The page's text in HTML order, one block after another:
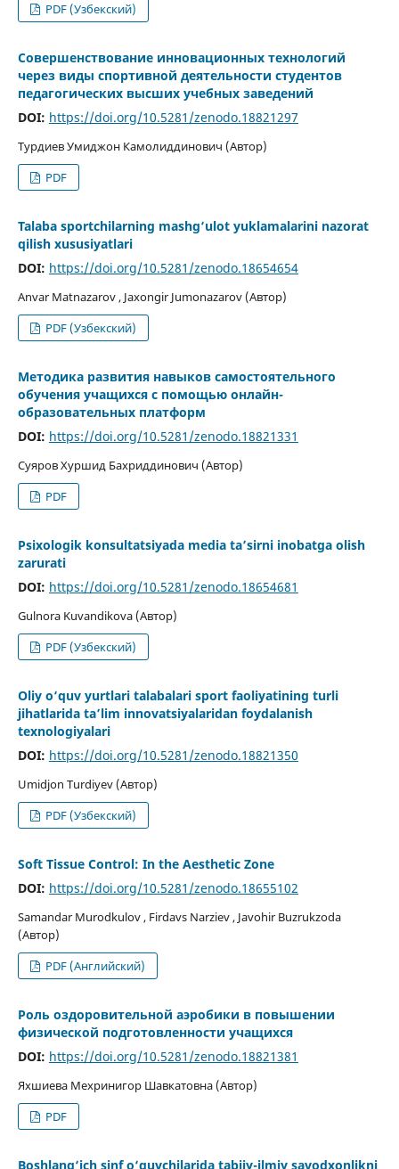
PDF (Узбекский)
Совершенствование инновационных технологий
через виды спортивной деятельности студентов
педагогических высших учебных заведений
DOI: https://doi.org/10.5281/zenodo.18821297
Турдиев Умиджон Камолиддинович (Автор)
PDF
Talaba sportchilarning mashg‘ulot yuklamalarini nazorat
qilish xususiyatlari
DOI: https://doi.org/10.5281/zenodo.18654654
Anvar Matnazarov , Jaxongir Jumonazarov (Автор)
PDF (Узбекский)
Методика развития навыков самостоятельного
обучения учащихся с помощью онлайн-
образовательных платформ
DOI: https://doi.org/10.5281/zenodo.18821331
Суяров Хуршид Бахриддинович (Автор)
PDF
Psixologik konsultatsiyada media ta’sirni inobatga olish
zarurati
DOI: https://doi.org/10.5281/zenodo.18654681
Gulnora Kuvandikova (Автор)
PDF (Узбекский)
Oliy o‘quv yurtlari talabalari sport faoliyatining turli
jihatlarida ta’lim innovatsiyalaridan foydalanish
texnologiyalari
DOI: https://doi.org/10.5281/zenodo.18821350
Umidjon Turdiyev (Автор)
PDF (Узбекский)
Soft Tissue Control: In the Aesthetic Zone
DOI: https://doi.org/10.5281/zenodo.18655102
Samandar Murodkulov , Firdavs Narziev , Javohir Buzrukzoda
(Автор)
PDF (Английский)
Роль оздоровительной аэробики в повышении
физической подготовленности учащихся
DOI: https://doi.org/10.5281/zenodo.18821381
Яхшиева Мехринигор Шавкатовна (Автор)
PDF
Boshlang‘ich sinf o‘quvchilarida tabiiy-ilmiy savodxonlikni